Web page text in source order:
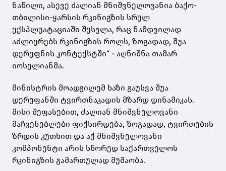
ნაწილი, ასევე ძალიან მნიშვნელოვანია ბაქო-
თბილისი-ყარსის რკინიგზის სრულ
ექსპლუატაციაში შესვლა, რაც ნამდვილად
აძლიერებს რკინიგზის როლს, ზოგადად, შუა
დერეფნის კონტექსტში“ - აღნიშნა თამარ
იოსელიანმა.
მინისტრის მოადგილემ ხაზი გაუსვა შუა
დერეფანში ტვირთნაკადის მზარდ დინამიკას.
მისი შეფასებით, ძალიან მნიშვნელოვანი
მაჩვენებლები ფიქსირდება, ზოგადად, ტვირთების
ზრდის კუთხით და აქ მნიშვნელოვანი
კომპონენტი არის სწორედ საქართველოს
რკინიგზის გამართულად მუშაობა.